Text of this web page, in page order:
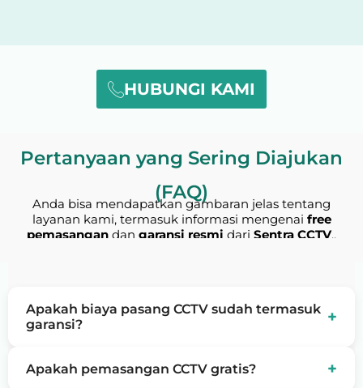
HUBUNGI KAMI
Pertanyaan yang Sering Diajukan
(FAQ)
Anda bisa mendapatkan gambaran jelas tentang
layanan kami, termasuk informasi mengenai free
pemasangan dan garansi resmi dari Sentra CCTV..
Apakah biaya pasang CCTV sudah termasuk
garansi?
+
termasuk garansi resmi sesuai produk.
Apakah pemasangan CCTV gratis? +